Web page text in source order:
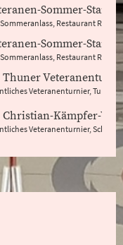
Sommer-Stamm
Sommeranlass, Restaurant Rössli,
Sommer-Stamm
Sommeranlass, Restaurant Rössli,
Thuner
Veteranenturnier,
Christian-Kämpfer-
Veteranenturnier,